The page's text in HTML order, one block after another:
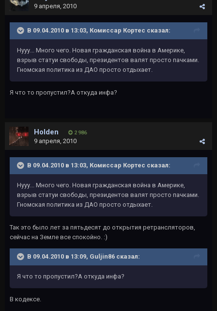
9 апреля, 2010
В 09.04.2010 в 13:03, Комиссар Кортес сказал:
Нууу... Много чего. Новая гражданская война в Америке,
взрыв статуи свободы, президентов валят просто пачками.
Гномская политика из ДАО просто отдыхает.
Я что то пропустил?А откуда инфа?
Holden 2 986
9 апреля, 2010
В 09.04.2010 в 13:03, Комиссар Кортес сказал:
Нууу... Много чего. Новая гражданская война в Америке,
взрыв статуи свободы, президентов валят просто пачками.
Гномская политика из ДАО просто отдыхает.
Так это было лет за пятьдесят до открытия ретрансляторов,
сейчас на Земле все спокойно. :)
В 09.04.2010 в 13:09, Guljin86 сказал:
Я что то пропустил?А откуда инфа?
В кодексе.